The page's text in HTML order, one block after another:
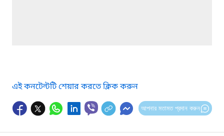
এই কনটেন্টটি শেয়ার করতে ক্লিক করুন
আপনার মতামত প্রদান করুন